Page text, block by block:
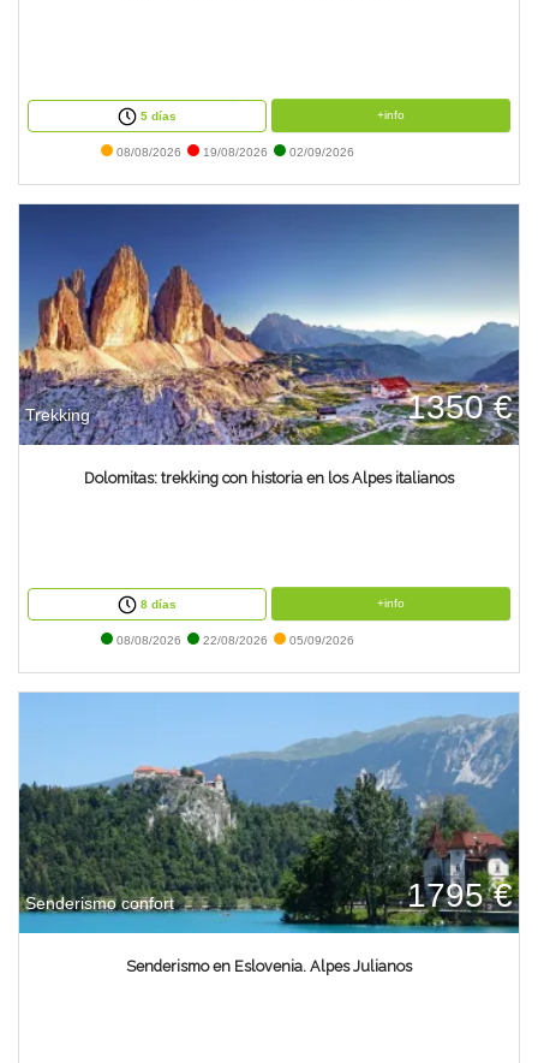
5 días +info
08/08/2026 19/08/2026 02/09/2026
Trekking 1350 €
Dolomitas: trekking con historia en los Alpes italianos
8 días +info
08/08/2026 22/08/2026 05/09/2026
Senderismo confort 1795 €
Senderismo en Eslovenia. Alpes Julianos